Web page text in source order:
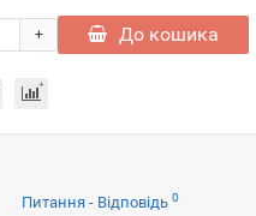
+ До кошика
Питання - Відповідь 0